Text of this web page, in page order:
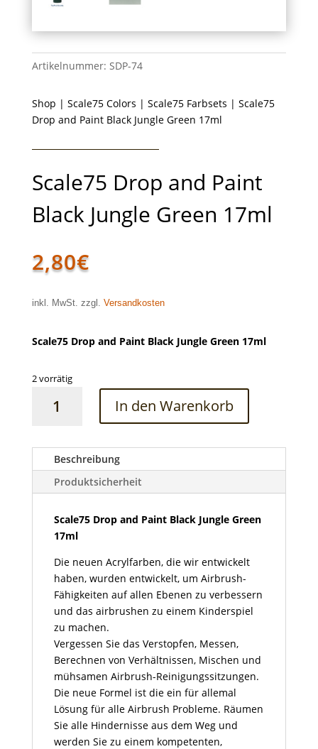
Artikelnummer: SDP-74
Shop | Scale75 Colors | Scale75 Farbsets | Scale75
Drop and Paint Black Jungle Green 17ml
Scale75 Drop and Paint
Black Jungle Green 17ml
2,80€
inkl. MwSt. zzgl. Versandkosten
Scale75 Drop and Paint Black Jungle Green 17ml
2 vorrätig
Black
Jungle
Green
Menge
In den Warenkorb
Beschreibung
Produktsicherheit
Scale75 Drop and Paint Black Jungle Green
17ml
Die neuen Acrylfarben, die wir entwickelt
haben, wurden entwickelt, um Airbrush-
Fähigkeiten auf allen Ebenen zu verbessern
und das airbrushen zu einem Kinderspiel
zu machen.
Vergessen Sie das Verstopfen, Messen,
Berechnen von Verhältnissen, Mischen und
mühsamen Airbrush-Reinigungssitzungen.
Die neue Formel ist die ein für allemal
Lösung für alle Airbrush Probleme. Räumen
Sie alle Hindernisse aus dem Weg und
werden Sie zu einem kompetenten,